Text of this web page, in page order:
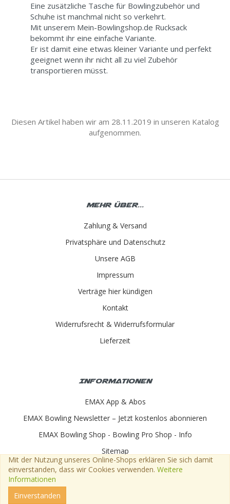
Mit der Nutzung unseres Online-Shops erklären Sie sich damit
einverstanden, dass wir Cookies verwenden. Weitere
Informationen
Einverstanden
Eine zusätzliche Tasche für Bowlingzubehör und
Schuhe ist manchmal nicht so verkehrt.
Mit unserem Mein-Bowlingshop.de Rucksack
bekommt ihr eine einfache Variante.
Er ist damit eine etwas kleiner Variante und perfekt
geeignet wenn ihr nicht all zu viel Zubehör
transportieren müsst.
Diesen Artikel haben wir am 28.11.2019 in unseren Katalog
aufgenommen.
Mehr über...
Zahlung & Versand
Privatsphäre und Datenschutz
Unsere AGB
Impressum
Verträge hier kündigen
Kontakt
Widerrufsrecht & Widerrufsformular
Lieferzeit
Informationen
EMAX App & Abos
EMAX Bowling Newsletter – Jetzt kostenlos abonnieren
EMAX Bowling Shop - Bowling Pro Shop - Info
Sitemap